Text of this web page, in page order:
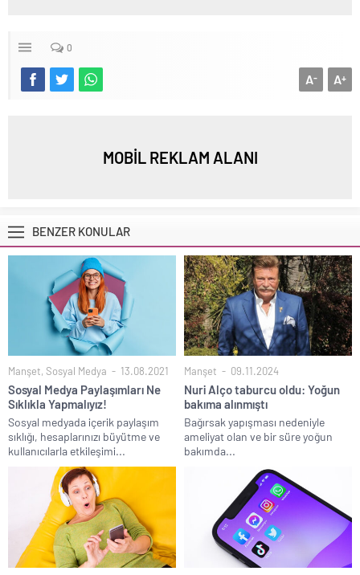
0
A+
A-
MOBİL REKLAM ALANI
BENZER KONULAR
Manşet, Sosyal Medya 13.08.2021
Sosyal Medya Paylaşımları Ne
Sıklıkla Yapmalıyız!
Sosyal medyada içerik paylaşım
sıklığı, hesaplarınızı büyütme ve
kullanıcılarla etkileşimi...
Manşet 09.11.2024
Nuri Alço taburcu oldu: Yoğun
bakıma alınmıştı
Bağırsak yapışması nedeniyle
ameliyat olan ve bir süre yoğun
bakımda...